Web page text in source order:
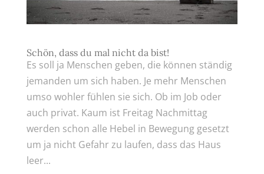
Schön, dass du mal nicht da bist!
Es soll ja Menschen geben, die können ständig
jemanden um sich haben. Je mehr Menschen
umso wohler fühlen sie sich. Ob im Job oder
auch privat. Kaum ist Freitag Nachmittag
werden schon alle Hebel in Bewegung gesetzt
um ja nicht Gefahr zu laufen, dass das Haus
leer...